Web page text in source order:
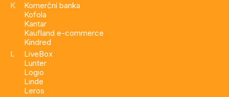
K
Komerční banka
Kofola
Kantar
Kaufland e-commerce
Kindred
L
LiveBox
Lunter
Logio
Linde
Leros